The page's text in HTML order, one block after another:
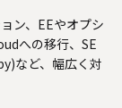
ン、EEやオプシ
への移行、SE
など、幅広く対